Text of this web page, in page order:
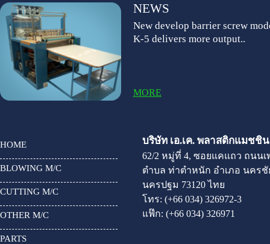
NEWS
New develop barrier screw
K-5 delivers more output..
MORE
HOME
BLOWING M/C
CUTTING M/C
OTHER M/C
PARTS
บริษัท เอ.เค. พลาสติกแมชชิ
62/2 หมู่ที่ 4, ซอยแคแถว ถนนเ
ตำบล ท่าตำหนัก อำเภอ นครชั
นครปฐม 73120 ไทย
โทร: (+66 034) 326972-3
แฟ๊ก: (+66 034) 326971